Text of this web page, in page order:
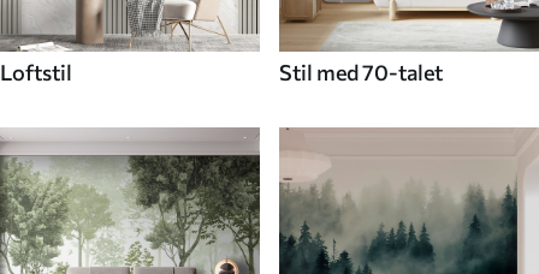
Loftstil Stil med 70-talet